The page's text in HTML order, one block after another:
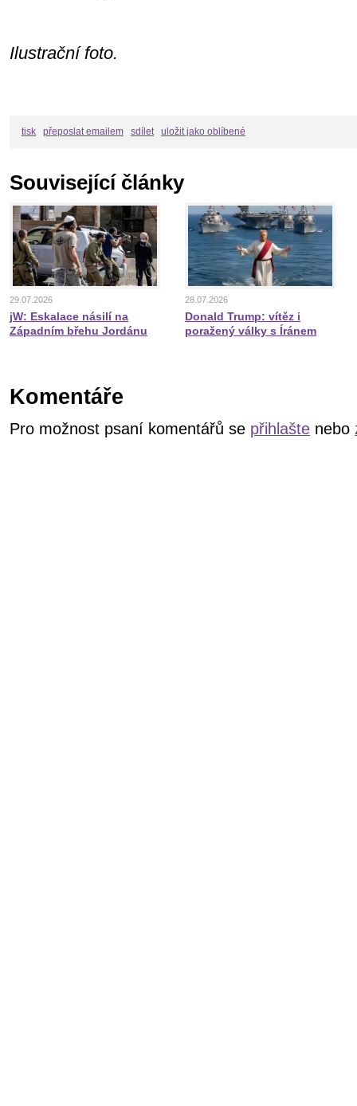
Ilustrační foto.
tisk přeposlat emailem sdílet uložit jako oblíbené
Související články
29.07.2026
jW: Eskalace násilí na
Západním břehu Jordánu
28.07.2026
Donald Trump: vítěz i
poražený války s Íránem
Komentáře
Pro možnost psaní komentářů se přihlašte nebo